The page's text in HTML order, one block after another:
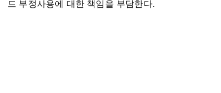
드 부정사용에 대한 책임을 부담한다.